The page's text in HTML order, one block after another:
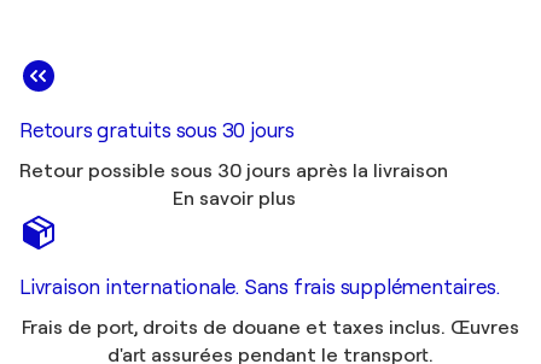
Retours gratuits sous 30 jours
Retour possible sous 30 jours après la livraison
En savoir plus
Livraison internationale. Sans frais supplémentaires.
Frais de port, droits de douane et taxes inclus. Œuvres
d'art assurées pendant le transport.